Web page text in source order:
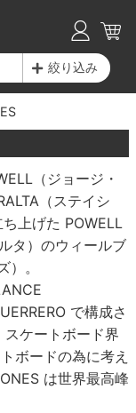
絞り込み
（ジョージ・
（ステイシ
上げた POWELL
タ）のウィールブ
。
で構成さ
スケートボード界
ボードの為に考え
は世界最高峰
）
）
フォ